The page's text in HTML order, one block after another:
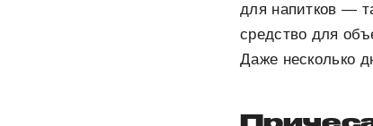
для напитков —
средство для
Даже несколько